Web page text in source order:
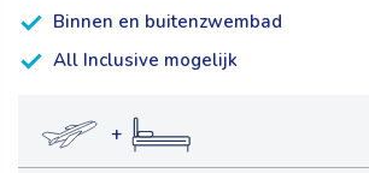
Binnen en buitenzwembad
All Inclusive mogelijk
+